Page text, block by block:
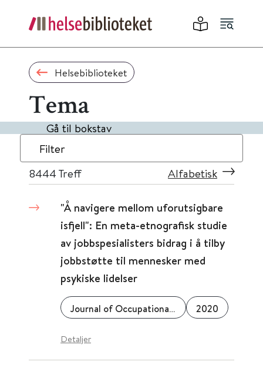
Helsebiblioteket
Tema
Gå til bokstav
Filter
8444 Treff Alfabetisk
"Å navigere mellom uforutsigbare
isfjell": En meta-etnografisk studie
av jobbspesialisters bidrag i å tilby
jobbstøtte til mennesker med
psykiske lidelser
Journal of Occupational Rehabilitation 2020
Detaljer